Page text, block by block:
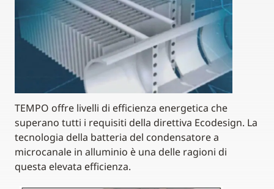
TEMPO offre livelli di efficienza energetica che
superano tutti i requisiti della direttiva Ecodesign. La
tecnologia della batteria del condensatore a
microcanale in alluminio è una delle ragioni di
questa elevata efficienza.